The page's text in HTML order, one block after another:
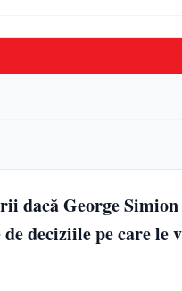
dacă George
deciziile pe care le